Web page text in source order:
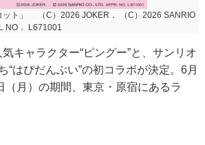
ット」 （C）2026 JOKER． （C）2026 SANRIO
NO． L671001
キャラクター“ピングー”と、サンリオ
“はぴだんぶい”の初コラボが決定。6月
（月）の期間、東京・原宿にあるラ